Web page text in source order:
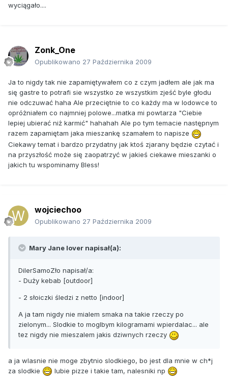
wyciągało....
Zonk_One
Opublikowano 27 Października 2009
Ja to nigdy tak nie zapamiętywałem co z czym jadłem ale jak ma
się gastre to potrafi sie wszystko ze wszystkim zjeść byle głodu
nie odczuwać haha Ale przeciętnie to co każdy ma w lodowce to
opróżniałem co najmniej polowe...matka mi powtarza "Ciebie
lepiej ubierać niż karmić" hahahah Ale po tym temacie następnym
razem zapamiętam jaka mieszankę szamałem to napisze
Ciekawy temat i bardzo przydatny jak ktoś zjarany będzie czytać i
na przyszłość może się zaopatrzyć w jakieś ciekawe mieszanki o
jakich tu wspominamy Bless!
wojciechoo
Opublikowano 27 Października 2009
Mary Jane lover napisał(a):
DilerSamoZło napisał/a:
- Duży kebab [outdoor]
- 2 słoiczki śledzi z netto [indoor]
A ja tam nigdy nie mialem smaka na takie rzeczy po
zielonym... Slodkie to moglbym kilogramami wpierdalac... ale
tez nigdy nie mieszalem jakis dziwnych rzeczy
a ja wlasnie nie moge zbytnio slodkiego, bo jest dla mnie w ch*j
za slodkie
lubie pizze i takie tam, nalesniki np